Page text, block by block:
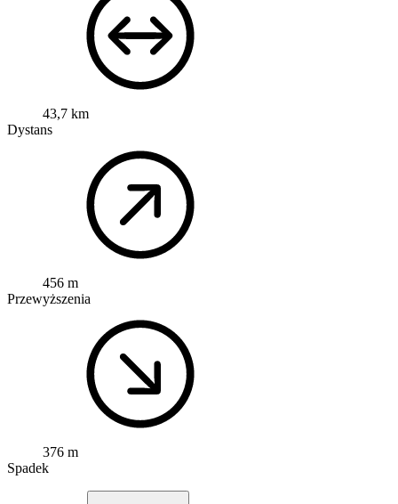
43,7 km
Dystans
456 m
Przewyższenia
376 m
Spadek